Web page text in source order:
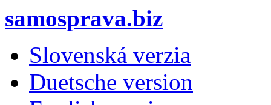
samosprava.biz
Slovenská verzia
Duetsche version